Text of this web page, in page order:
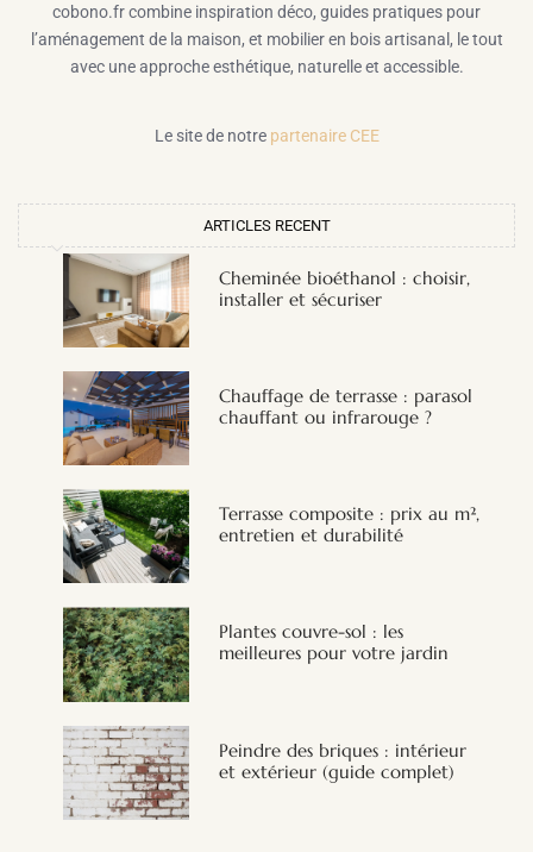
cobono.fr combine inspiration déco, guides pratiques pour
l’aménagement de la maison, et mobilier en bois artisanal, le tout
avec une approche esthétique, naturelle et accessible.
Le site de notre partenaire CEE
ARTICLES RECENT
Cheminée bioéthanol : choisir,
installer et sécuriser
Chauffage de terrasse : parasol
chauffant ou infrarouge ?
Terrasse composite : prix au m²,
entretien et durabilité
Plantes couvre-sol : les
meilleures pour votre jardin
Peindre des briques : intérieur
et extérieur (guide complet)